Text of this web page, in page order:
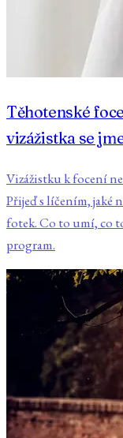
Těhotenské
vizážistka se
Vizážistku k focení
Přijeď s líčením, jaké
fotek. Co to umí, co
program.